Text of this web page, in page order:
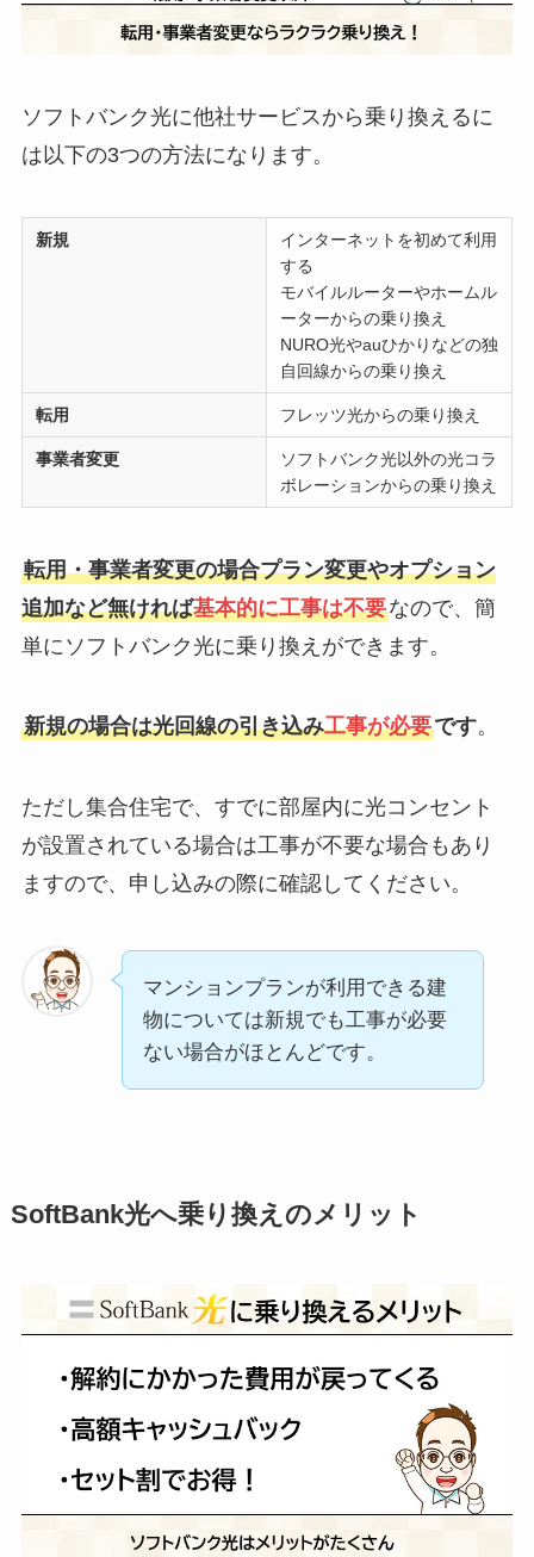
ソフトバンク光に他社サービスから乗り換えるに
は以下の3つの方法になります。
新規
インターネットを初めて利用
する
モバイルルーターやホームル
ーターからの乗り換え
NURO光やauひかりなどの独
自回線からの乗り換え
転用 フレッツ光からの乗り換え
事業者変更
ソフトバンク光以外の光コラ
ボレーションからの乗り換え
転用・事業者変更の場合プラン変更やオプション
追加など無ければ基本的に工事は不要なので、簡
単にソフトバンク光に乗り換えができます。
新規の場合は光回線の引き込み工事が必要です。
ただし集合住宅で、すでに部屋内に光コンセント
が設置されている場合は工事が不要な場合もあり
ますので、申し込みの際に確認してください。
マンションプランが利用できる建
物については新規でも工事が必要
ない場合がほとんどです。
SoftBank光へ乗り換えのメリット